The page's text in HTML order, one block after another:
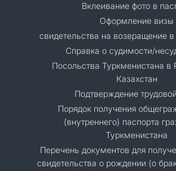
Вклеивание фото в
Оформление визы
свидетельства на возвращение
Справка о судимости/
Посольства Туркменистана в
Казахстан
Подтверждение
Порядок получения
(внутреннего) паспорта
Туркменистана
Перечень документов для
свидетельства о рождении (о